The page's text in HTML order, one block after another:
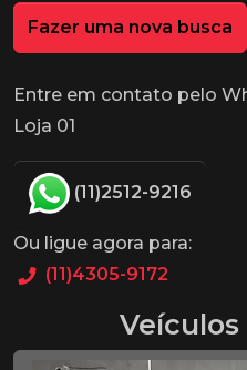
Fazer uma nova busca
Entre em contato pelo
Loja 01
(11)2512-9216
Ou ligue agora para:
(11)4305-9172